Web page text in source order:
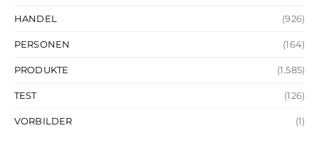
HANDEL (926)
PERSONEN (164)
PRODUKTE (1.585)
TEST (126)
VORBILDER (1)